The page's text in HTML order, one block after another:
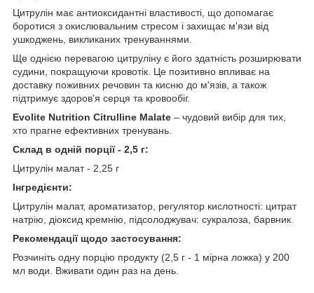
Цитрулін має антиоксидантні властивості, що допомагає
боротися з окислювальним стресом і захищає м'язи від
ушкоджень, викликаних тренуваннями.
Ще однією перевагою цитруліну є його здатність розширювати
судини, покращуючи кровотік. Це позитивно впливає на
доставку поживних речовин та кисню до м'язів, а також
підтримує здоров'я серця та кровообіг.
Evolite Nutrition Citrulline Malate – чудовий вибір для тих,
хто прагне ефективних тренувань.
Склад в одній порції - 2,5 г:
Цитрулін малат - 2,25 г
Інгредієнти:
Цитрулін малат, ароматизатор, регулятор кислотності: цитрат
натрію, діоксид кремнію, підсолоджувач: сукралоза, барвник.
Рекомендації щодо застосування:
Розчиніть одну порцію продукту (2,5 г - 1 мірна ложка) у 200
мл води. Вживати один раз на день.